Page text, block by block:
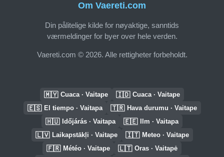
Om Vaereti.com
Din pålitelige kilde for nøyaktige, sanntids
værmeldinger for byer over hele verden.
Vaereti.com © 2026. Alle rettigheter forbeholdt.
🇲🇾 Cuaca · Vaitape 🇮🇩 Cuaca · Vaitape
🇪🇸 El tiempo · Vaitapa 🇹🇷 Hava durumu · Vaitape
🇭🇺 Időjárás · Vaitapa 🇪🇪 Ilm · Vaitapa
🇱🇻 Laikapstākļi · Vaitape 🇮🇹 Meteo · Vaitape
🇫🇷 Météo · Vaitape 🇱🇹 Oras · Vaitapė